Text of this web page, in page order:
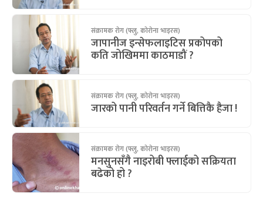
संक्रामक रोग (फ्लु, कोरोना भाइरस)
जापानीज इन्सेफलाइटिस प्रकोपको
कति जोखिममा काठमाडौं ?
संक्रामक रोग (फ्लु, कोरोना भाइरस)
जारको पानी परिवर्तन गर्ने बित्तिकै हैजा !
संक्रामक रोग (फ्लु, कोरोना भाइरस)
मनसुनसँगै नाइरोबी फ्लाईको सक्रियता
बढेको हो ?